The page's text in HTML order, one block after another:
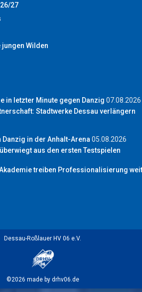
27
jungen Wilden
in letzter Minute gegen Danzig 07.08.2026
Stadtwerke Dessau verlängern
Danzig in der Anhalt-Arena 05.08.2026
aus den ersten Testspielen
treiben Professionalisierung
Dessau-Roßlauer HV 06 e.V.
©2026 made by drhv06.de